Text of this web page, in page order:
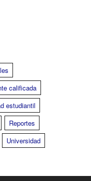
calificada
estudiantil
Reportes
Universidad